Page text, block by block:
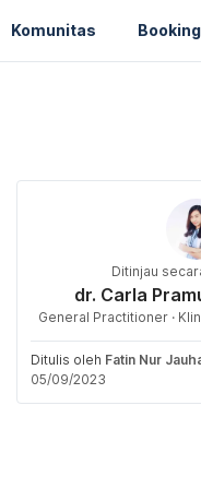
Komunitas
Ditinjau
dr. Carla
General Practitioner ·
Ditulis oleh Fatin Nur
05/09/2023